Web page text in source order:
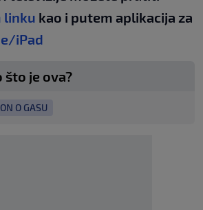
linku kao i putem aplikacija za
iPad
što je ova?
O GASU